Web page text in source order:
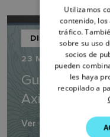
DISPLAYS
23 MARZO 2026
Guía de
Axiom
Ver Guía
Utilizamos
contenido,
tráfico.
sobre su uso
socios de
pueden
les haya
recopilado a